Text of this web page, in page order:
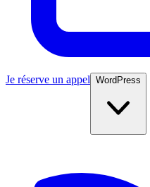
Je réserve un appel WordPress